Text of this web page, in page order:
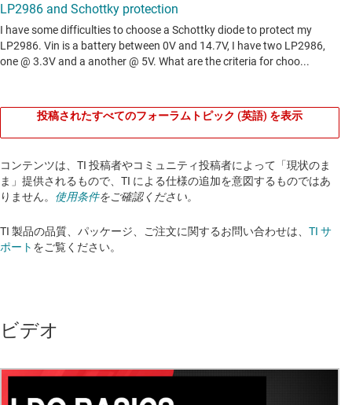
投稿されたすべてのフォーラムトピック (英語) を表示
コンテンツは、TI 投稿者やコミュニティ投稿者によって「現状のま
ま」提供されるもので、TI による仕様の追加を意図するものではあ
りません。 使用条件をご確認ください。
TI 製品の品質、パッケージ、ご注文に関するお問い合わせは、 TI サ
ポート をご覧ください。​​​​​​​​​​​​​​
ビデオ